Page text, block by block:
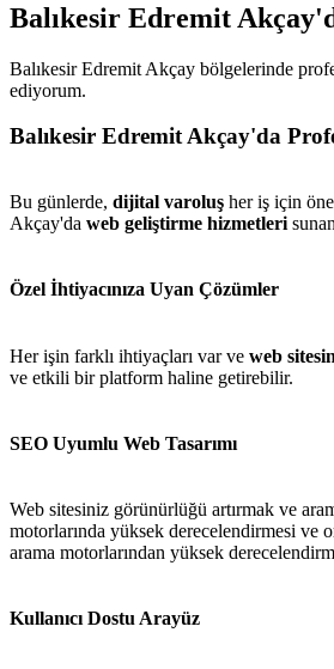
Balıkesir Edremit
Balıkesir Edremit Akçay bölgelerinde
ediyorum.
Balıkesir Edremit Akçay'da
Bu günlerde, dijital varoluş her iş için
Akçay'da web geliştirme hizmetleri
Özel İhtiyacınıza Uyan Çözümler
Her işin farklı ihtiyaçları var ve web
ve etkili bir platform haline getirebilir.
SEO Uyumlu Web Tasarımı
Web sitesiniz görünürlüğü artırmak ve
motorlarında yüksek derecelendirmesi ve
arama motorlarından yüksek
Kullanıcı Dostu Arayüz